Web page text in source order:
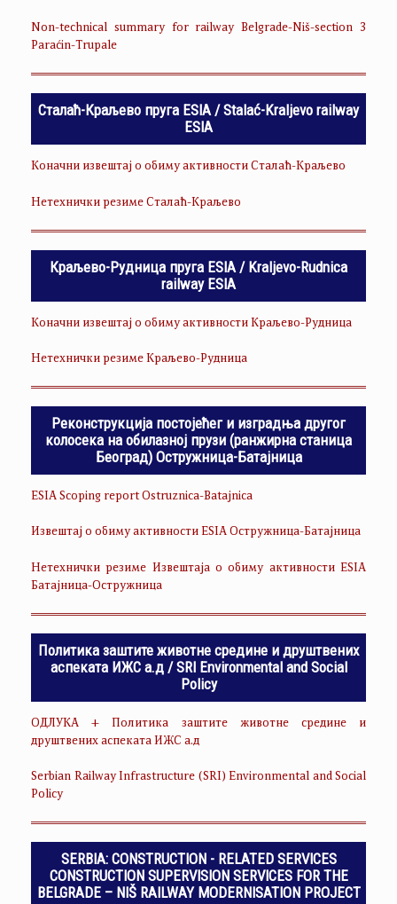
Non-technical summary for railway Belgrade-Niš-section 3
Paraćin-Trupale
Сталаћ-Краљево пруга ESIA / Stalać-Kraljevo railway
ESIA
Коначни извештај о обиму активности Сталаћ-Краљево
Нетехнички резиме Сталаћ-Краљево
Краљево-Рудница пруга ESIA / Kraljevo-Rudnica
railway ESIA
Коначни извештај о обиму активности Краљево-Рудница
Нетехнички резиме Краљево-Рудница
Реконструкција постојећег и изградња другог
колосека на обилазној прузи (ранжирна станица
Београд) Остружница-Батајница
ESIA Scoping report Ostruznica-Batajnica
Извештај о обиму активности ESIA Остружница-Батајница
Нетехнички резиме Извештаја о обиму активности ESIA
Батајница-Остружница
Политика заштите животне средине и друштвених
аспеката ИЖС а.д / SRI Environmental and Social
Policy
ОДЛУКА + Политика заштите животне средине и
друштвених аспеката ИЖС а.д
Serbian Railway Infrastructure (SRI) Environmental and Social
Policy
SERBIA: CONSTRUCTION - RELATED SERVICES
CONSTRUCTION SUPERVISION SERVICES FOR THE
BELGRADE – NIŠ RAILWAY MODERNISATION PROJECT